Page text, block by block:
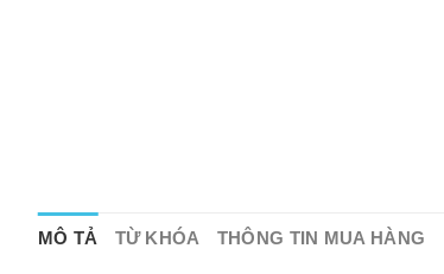
MÔ TẢ TỪ KHÓA THÔNG TIN MUA HÀNG